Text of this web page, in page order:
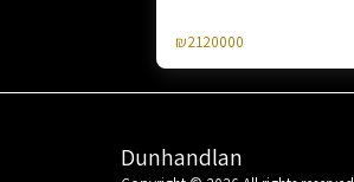
₪2120000
Dunhandlan